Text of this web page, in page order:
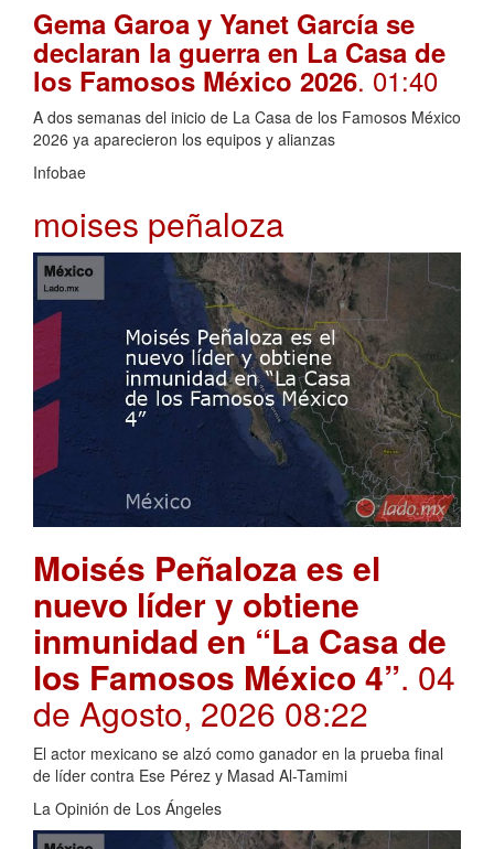
Gema Garoa y Yanet García se
declaran la guerra en La Casa de
los Famosos México 2026. 01:40
A dos semanas del inicio de La Casa de los Famosos México
2026 ya aparecieron los equipos y alianzas
Infobae
moises peñaloza
Moisés Peñaloza es el
nuevo líder y obtiene
inmunidad en “La Casa de
los Famosos México 4”. 04
de Agosto, 2026 08:22
El actor mexicano se alzó como ganador en la prueba final
de líder contra Ese Pérez y Masad Al-Tamimi
La Opinión de Los Ángeles